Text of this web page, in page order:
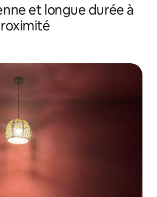
et longue durée à